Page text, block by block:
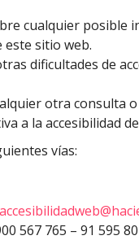
cualquier posible
sitio web.
dificultades de
otra consulta
a la accesibilidad
vías:
567 765 – 91 595